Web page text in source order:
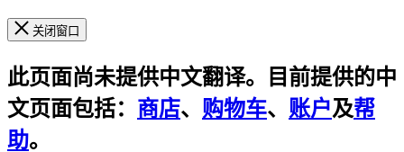
关闭窗口
此页面尚未提供中文翻译。目前提供的中
文页面包括： 商店、 购物车、 账户及帮
助。